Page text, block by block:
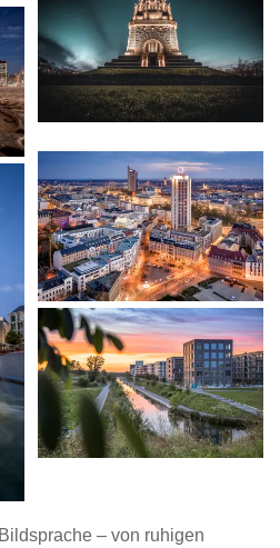
– von ruhigen